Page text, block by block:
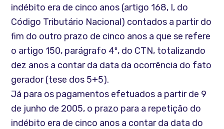
indébito era de cinco anos (artigo 168, I, do
Código Tributário Nacional) contados a partir do
fim do outro prazo de cinco anos a que se refere
o artigo 150, parágrafo 4º, do CTN, totalizando
dez anos a contar da data da ocorrência do fato
gerador (tese dos 5+5).
Já para os pagamentos efetuados a partir de 9
de junho de 2005, o prazo para a repetição do
indébito era de cinco anos a contar da data do